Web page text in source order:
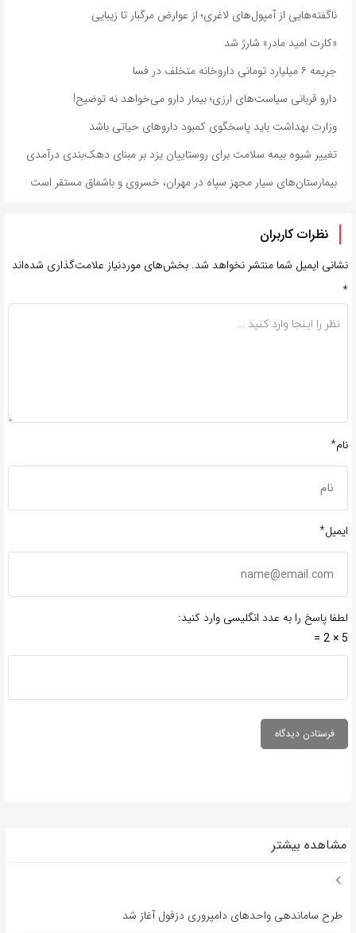
ناگفته‌هایی از آمپول‌های لاغری؛ از عوارض مرگبار تا زیبایی
«کارت امید مادر» شارژ شد
جریمه ۶ میلیارد تومانی داروخانه متخلف در فسا
دارو قربانی سیاست‌های ارزی؛ بیمار دارو می‌خواهد نه توضیح!
وزارت بهداشت باید پاسخگوی کمبود داروهای حیاتی باشد
تغییر شیوه بیمه سلامت برای روستاییان یزد بر مبنای دهک‌بندی درآمدی
بیمارستان‌های سیار مجهز سپاه در مهران، خسروی و باشماق مستقر است
نظرات کاربران
نشانی ایمیل شما منتشر نخواهد شد. بخش‌های موردنیاز علامت‌گذاری شده‌اند
*
نام*
ایمیل*
لطفا پاسخ را به عدد انگلیسی وارد کنید:
5 × 2 =
مشاهده بیشتر
طرح ساماندهی واحدهای دامپروری دزفول آغاز شد